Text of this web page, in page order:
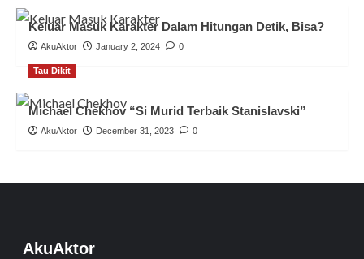
Keluar Masuk Karakter Dalam Hitungan Detik, Bisa?
AkuAktor January 2, 2024 0
Tau Dikit
Michael Chekhov “Si Murid Terbaik Stanislavski”
AkuAktor December 31, 2023 0
AkuAktor